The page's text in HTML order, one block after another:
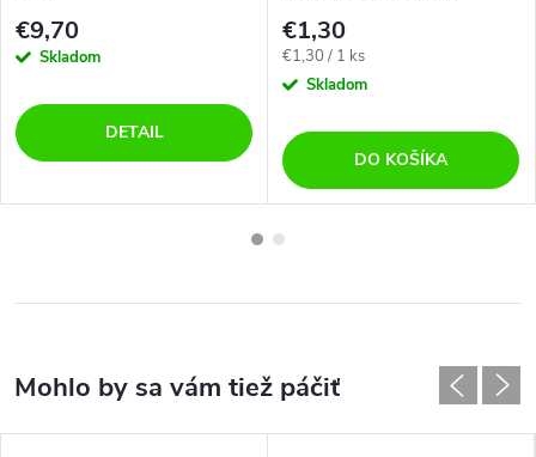
€9,70
Skladom
DETAIL
€1,30
Jednotková
cena:
€1,30 / 1 ks
Skladom
DO KOŠÍKA